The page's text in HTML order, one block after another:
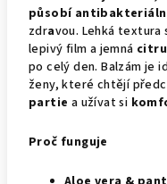
působí
zdravou. Lehká
lepivý film a jemná
po celý den. Balzám je
ženy, které chtějí
partie a užívat si
Proč funguje